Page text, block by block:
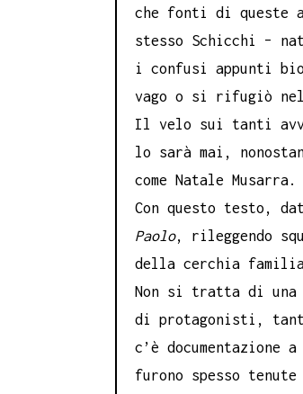
che fonti di queste
stesso Schicchi –
i confusi appunti
vago o si rifugiò
Il velo sui tanti
lo sarà mai,
come Natale Musarra.
Con questo testo,
Paolo, rileggendo
della cerchia
Non si tratta di
di protagonisti,
c’è documentazione
furono spesso